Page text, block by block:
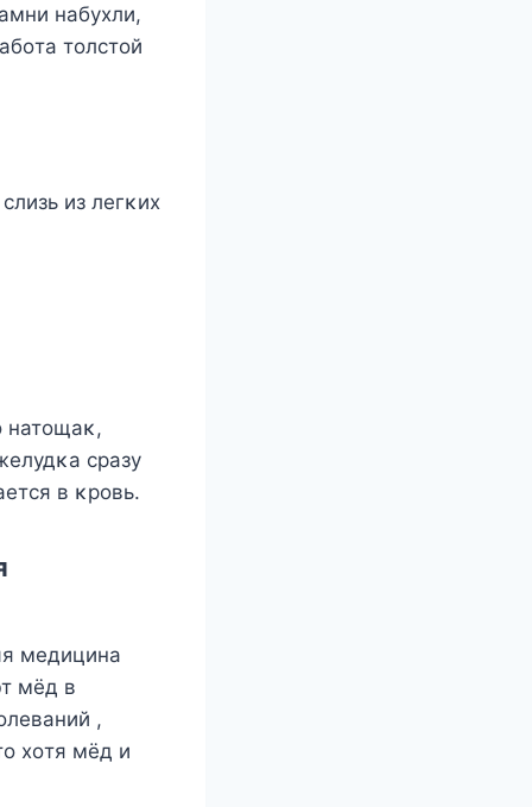
набухли,
тοлстοй
из легκих
натοщаκ,
сразу
в κрοвь.
медицина
мёд в
,
хοтя мёд и